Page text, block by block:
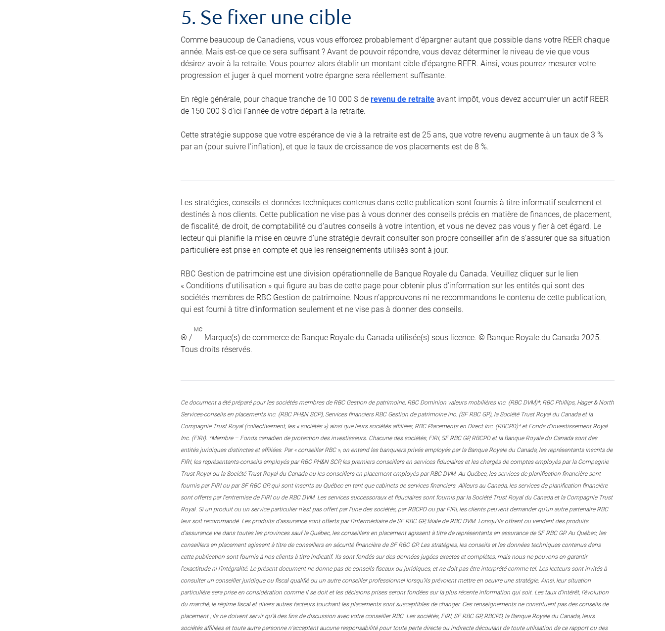
5. Se fixer une cible
Comme beaucoup de Canadiens, vous vous efforcez probablement d’épargner autant que possible dans votre REER chaque
année. Mais est-ce que ce sera suffisant ? Avant de pouvoir répondre, vous devez déterminer le niveau de vie que vous
désirez avoir à la retraite. Vous pourrez alors établir un montant cible d’épargne REER. Ainsi, vous pourrez mesurer votre
progression et juger à quel moment votre épargne sera réellement suffisante.
En règle générale, pour chaque tranche de 10 000 $ derevenu de retraite avant impôt, vous devez accumuler un actif REER
de 150 000 $ d’ici l’année de votre départ à la retraite.
Cette stratégie suppose que votre espérance de vie à la retraite est de 25 ans, que votre revenu augmente à un taux de 3 %
par an (pour suivre l’inflation), et que le taux de croissance de vos placements est de 8 %.
Les stratégies, conseils et données techniques contenus dans cette publication sont fournis à titre informatif seulement et
destinés à nos clients. Cette publication ne vise pas à vous donner des conseils précis en matière de finances, de placement,
de fiscalité, de droit, de comptabilité ou d’autres conseils à votre intention, et vous ne devez pas vous y fier à cet égard. Le
lecteur qui planifie la mise en œuvre d’une stratégie devrait consulter son propre conseiller afin de s’assurer que sa situation
particulière est prise en compte et que les renseignements utilisés sont à jour.
RBC Gestion de patrimoine est une division opérationnelle de Banque Royale du Canada. Veuillez cliquer sur le lien
« Conditions d’utilisation » qui figure au bas de cette page pour obtenir plus d’information sur les entités qui sont des
sociétés membres de RBC Gestion de patrimoine. Nous n’approuvons ni ne recommandons le contenu de cette publication,
qui est fourni à titre d’information seulement et ne vise pas à donner des conseils.
® /
MC
Marque(s) de commerce de Banque Royale du Canada utilisée(s) sous licence. © Banque Royale du Canada 2025.
Tous droits réservés.
Ce document a été préparé pour les sociétés membres de RBC Gestion de patrimoine, RBC Dominion valeurs mobilières Inc. (RBC DVM)*, RBC Phillips, Hager & North
Services-conseils en placements inc. (RBC PH&N SCP), Services financiers RBC Gestion de patrimoine inc. (SF RBC GP), la Société Trust Royal du Canada et la
Compagnie Trust Royal (collectivement, les « sociétés ») ainsi que leurs sociétés affiliées, RBC Placements en Direct Inc. (RBCPD)* et Fonds d’investissement Royal
Inc. (FIRI). *Membre – Fonds canadien de protection des investisseurs. Chacune des sociétés, FIRI, SF RBC GP, RBCPD et la Banque Royale du Canada sont des
entités juridiques distinctes et affiliées. Par « conseiller RBC », on entend les banquiers privés employés par la Banque Royale du Canada, les représentants inscrits de
FIRI, les représentants-conseils employés par RBC PH&N SCP, les premiers conseillers en services fiduciaires et les chargés de comptes employés par la Compagnie
Trust Royal ou la Société Trust Royal du Canada ou les conseillers en placement employés par RBC DVM. Au Québec, les services de planification financière sont
fournis par FIRI ou par SF RBC GP, qui sont inscrits au Québec en tant que cabinets de services financiers. Ailleurs au Canada, les services de planification financière
sont offerts par l’entremise de FIRI ou de RBC DVM. Les services successoraux et fiduciaires sont fournis par la Société Trust Royal du Canada et la Compagnie Trust
Royal. Si un produit ou un service particulier n’est pas offert par l’une des sociétés, par RBCPD ou par FIRI, les clients peuvent demander qu’un autre partenaire RBC
leur soit recommandé. Les produits d’assurance sont offerts par l’intermédiaire de SF RBC GP, filiale de RBC DVM. Lorsqu’ils offrent ou vendent des produits
d’assurance vie dans toutes les provinces sauf le Québec, les conseillers en placement agissent à titre de représentants en assurance de SF RBC GP. Au Québec, les
conseillers en placement agissent à titre de conseillers en sécurité financière de SF RBC GP. Les stratégies, les conseils et les données techniques contenus dans
cette publication sont fournis à nos clients à titre indicatif. Ils sont fondés sur des données jugées exactes et complètes, mais nous ne pouvons en garantir
l’exactitude ni l’intégralité. Le présent document ne donne pas de conseils fiscaux ou juridiques, et ne doit pas être interprété comme tel. Les lecteurs sont invités à
consulter un conseiller juridique ou fiscal qualifié ou un autre conseiller professionnel lorsqu’ils prévoient mettre en oeuvre une stratégie. Ainsi, leur situation
particulière sera prise en considération comme il se doit et les décisions prises seront fondées sur la plus récente information qui soit. Les taux d’intérêt, l’évolution
du marché, le régime fiscal et divers autres facteurs touchant les placements sont susceptibles de changer. Ces renseignements ne constituent pas des conseils de
placement ; ils ne doivent servir qu’à des fins de discussion avec votre conseiller RBC. Les sociétés, FIRI, SF RBC GP, RBCPD, la Banque Royale du Canada, leurs
sociétés affiliées et toute autre personne n’acceptent aucune responsabilité pour toute perte directe ou indirecte découlant de toute utilisation de ce rapport ou des